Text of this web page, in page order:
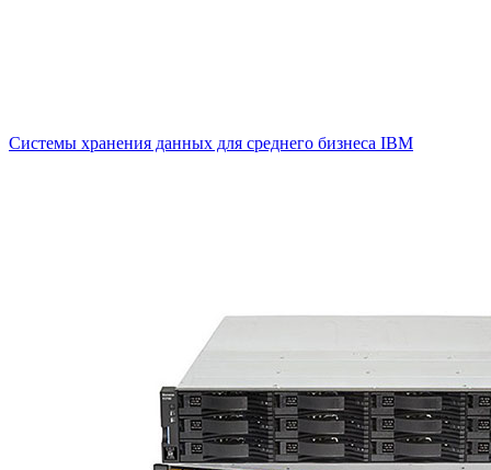
Системы хранения данных для среднего бизнеса IBM